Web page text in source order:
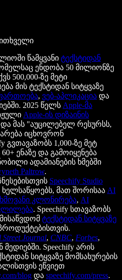
წამყვანი ტექსტიდან
ენდობა 50 მილიონზე
500,000-ზე მეტი
მის ტექსტიდან სიტყვაზე
, ვებ-აპლიკაცია და
2025 წელს Apple-მა
Apple-ის დიზაინის
მას "აუცილებელ რესურსს,
იცხოვრონ
1,000-ზე მეტ
ენაზე და გამოიყენება
ადამიანების ხმებში
Paltrow.
Speechify Studio
მათ შორისაა AI
კლონირება, AI
. Speechify სთავაზობს
ტექსტიდან სიტყვაზე
Street Journal, CNBC, Forbes,
მედიებში. Speechify არის
სიტყვაზე მომსახურების
ეწვიეთ
blog და speechify.com/press.